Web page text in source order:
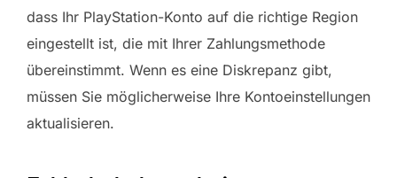
dass Ihr PlayStation-Konto auf die richtige Region
eingestellt ist, die mit Ihrer Zahlungsmethode
übereinstimmt. Wenn es eine Diskrepanz gibt,
müssen Sie möglicherweise Ihre Kontoeinstellungen
aktualisieren.